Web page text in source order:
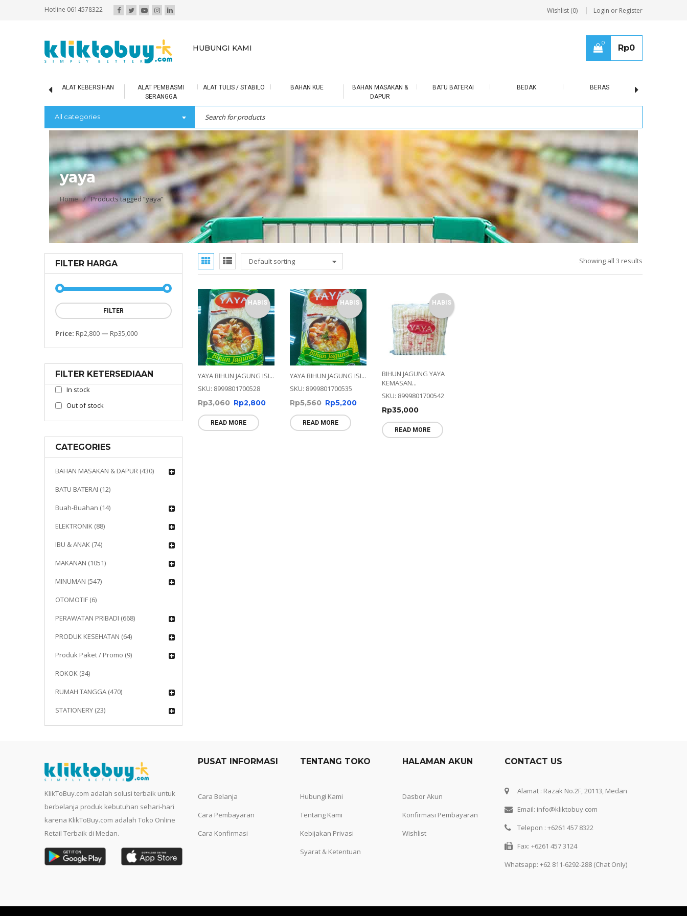
Hotline 0614578322 Wishlist (0) Login or Register
HUBUNGI KAMI
0
Rp0
ALAT KEBERSIHAN
ALAT PEMBASMI
SERANGGA
ALAT TULIS / STABILO BAHAN KUE
BAHAN MASAKAN &
DAPUR
BATU BATERAI BEDAK BERAS
All categories
yaya
Home / Products tagged “yaya”
FILTER HARGA
FILTER
Price: Rp2,800 — Rp35,000
FILTER KETERSEDIAAN
In stock
Out of stock
CATEGORIES
BAHAN MASAKAN & DAPUR (430)
BATU BATERAI (12)
Buah-Buahan (14)
ELEKTRONIK (88)
IBU & ANAK (74)
MAKANAN (1051)
MINUMAN (547)
OTOMOTIF (6)
PERAWATAN PRIBADI (668)
PRODUK KESEHATAN (64)
Produk Paket / Promo (9)
ROKOK (34)
RUMAH TANGGA (470)
STATIONERY (23)
Default sorting Showing all 3 results
HABIS
YAYA BIHUN JAGUNG ISI...
SKU: 8999801700528
Rp3,060 Rp2,800
READ MORE
HABIS
YAYA BIHUN JAGUNG ISI...
SKU: 8999801700535
Rp5,560 Rp5,200
READ MORE
HABIS
BIHUN JAGUNG YAYA
KEMASAN...
SKU: 8999801700542
Rp35,000
READ MORE
KlikToBuy.com adalah solusi terbaik untuk
berbelanja produk kebutuhan sehari-hari
karena KlikToBuy.com adalah Toko Online
Retail Terbaik di Medan.
PUSAT INFORMASI
Cara Belanja
Cara Pembayaran
Cara Konfirmasi
TENTANG TOKO
Hubungi Kami
Tentang Kami
Kebijakan Privasi
Syarat & Ketentuan
HALAMAN AKUN
Dasbor Akun
Konfirmasi Pembayaran
Wishlist
CONTACT US
Alamat : Razak No.2F, 20113, Medan
Email: info@kliktobuy.com
Telepon : +6261 457 8322
Fax: +6261 457 3124
Whatsapp: +62 811-6292-288 (Chat Only)